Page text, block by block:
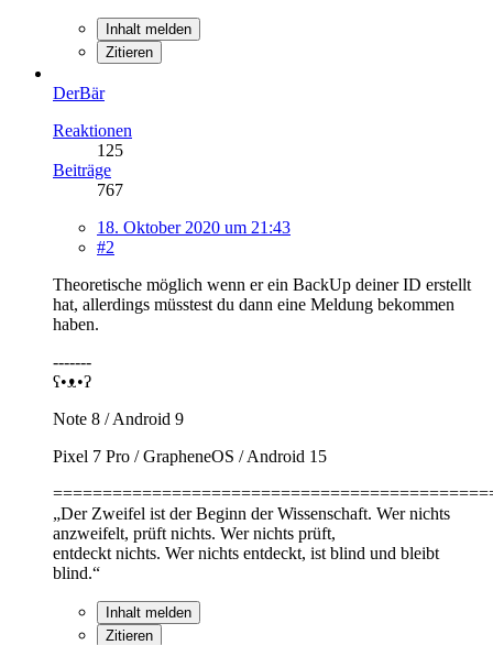
Inhalt melden
Zitieren
DerBär
Reaktionen
125
Beiträge
767
18. Oktober 2020 um 21:43
#2
Theoretische möglich wenn er ein BackUp deiner ID erstellt
hat, allerdings müsstest du dann eine Meldung bekommen
haben.
-------
ʕ•ᴥ•ʔ
Note 8 / Android 9
Pixel 7 Pro / GrapheneOS / Android 15
„Der Zweifel ist der Beginn der Wissenschaft. Wer nichts
anzweifelt, prüft nichts. Wer nichts prüft,
entdeckt nichts. Wer nichts entdeckt, ist blind und bleibt
blind.“
Inhalt melden
Zitieren